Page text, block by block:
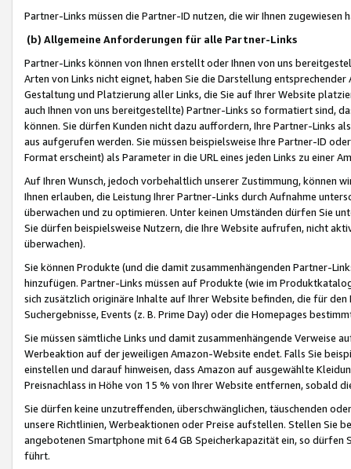
Partner-Links müssen die Partner-ID nutzen, die wir Ihnen zugewiesen
(b) Allgemeine Anforderungen für alle Partner-Links
Partner-Links können von Ihnen erstellt oder Ihnen von uns
Arten von Links nicht eignet, haben Sie die Darstellung
Gestaltung und Platzierung aller Links, die Sie auf Ihrer Website
auch Ihnen von uns bereitgestellte) Partner-Links so formatiert sind,
können. Sie dürfen Kunden nicht dazu auffordern, Ihre Partner-Links
aus aufgerufen werden. Sie müssen beispielsweise Ihre Partner-ID
Format erscheint) als Parameter in die URL eines jeden Links zu einer
Auf Ihren Wunsch, jedoch vorbehaltlich unserer Zustimmung, können
Ihnen erlauben, die Leistung Ihrer Partner-Links durch Aufnahme
überwachen und zu optimieren. Unter keinen Umständen dürfen Sie
Sie dürfen beispielsweise Nutzern, die Ihre Website aufrufen, nicht
überwachen).
Sie können Produkte (und die damit zusammenhängenden Partner-
hinzufügen. Partner-Links müssen auf Produkte (wie im
sich zusätzlich originäre Inhalte auf Ihrer Website befinden, die für
Suchergebnisse, Events (z. B. Prime Day) oder die Homepages
Sie müssen sämtliche Links und damit zusammenhängende
Werbeaktion auf der jeweiligen Amazon-Website endet. Falls Sie
einstellen und darauf hinweisen, dass Amazon auf ausgewählte
Preisnachlass in Höhe von 15 % von Ihrer Website entfernen, sobald
Sie dürfen keine unzutreffenden, überschwänglichen, täuschenden
unsere Richtlinien, Werbeaktionen oder Preise aufstellen. Stellen Sie
angebotenen Smartphone mit 64 GB Speicherkapazität ein, so dürfen
führt.